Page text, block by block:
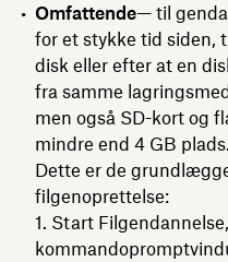
Omfattende— til
for et stykke tid siden,
disk eller efter at en
fra samme
men også SD-kort og
mindre end 4 GB plads.
Dette er de
filgenoprettelse:
1. Start